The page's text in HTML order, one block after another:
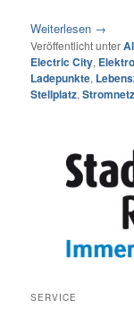
Weiterlesen →
Veröffentlicht unter
Electric City,
Ladepunkte,
Stellplatz,Stromnetz
SERVICE